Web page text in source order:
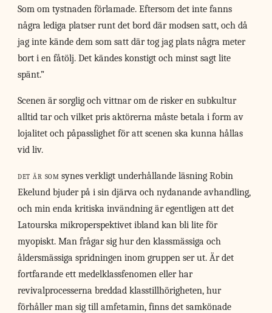
Som om tystnaden förlamade. Eftersom det inte fanns
några lediga platser runt det bord där modsen satt, och då
jag inte kände dem som satt där tog jag plats några meter
bort i en fåtölj. Det kändes konstigt och minst sagt lite
spänt.”
Scenen är sorglig och vittnar om de risker en subkultur
alltid tar och vilket pris aktörerna måste betala i form av
lojalitet och påpasslighet för att scenen ska kunna hållas
vid liv.
det är som synes verkligt underhållande läsning Robin
Ekelund bjuder på i sin djärva och nydanande avhandling,
och min enda kritiska invändning är egentligen att det
Latourska mikroperspektivet ibland kan bli lite för
myopiskt. Man frågar sig hur den klassmässiga och
åldersmässiga spridningen inom gruppen ser ut. Är det
fortfarande ett medelklassfenomen eller har
revivalprocesserna breddad klasstillhörigheten, hur
förhåller man sig till amfetamin, finns det samkönade